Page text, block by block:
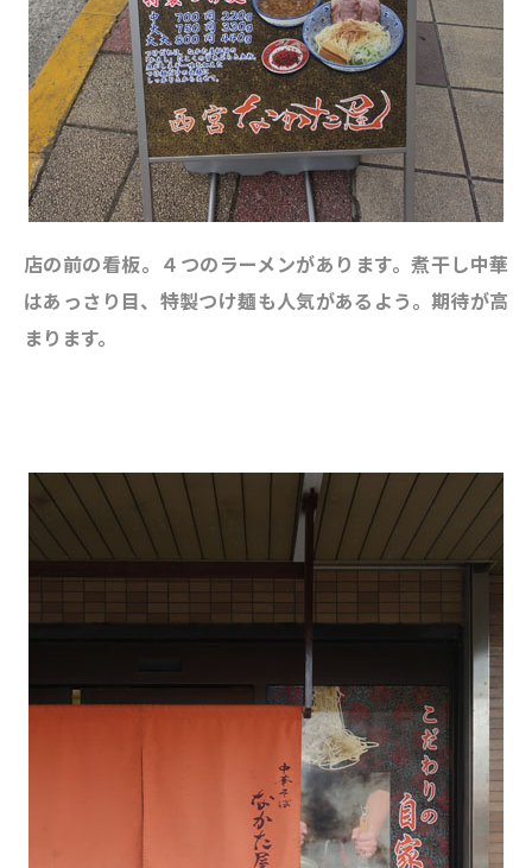
店の前の看板。４つのラーメンがあります。煮干し中華
はあっさり目、特製つけ麺も人気があるよう。期待が高
まります。